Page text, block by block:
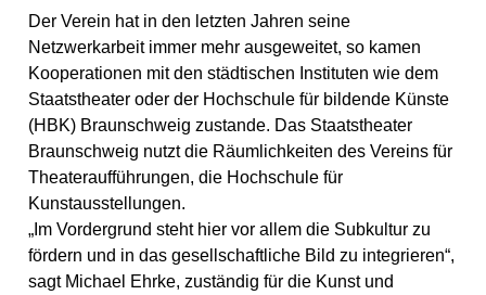
Der Verein hat in den letzten Jahren seine
Netzwerkarbeit immer mehr ausgeweitet, so kamen
Kooperationen mit den städtischen Instituten wie dem
Staatstheater oder der Hochschule für bildende Künste
(HBK) Braunschweig zustande. Das Staatstheater
Braunschweig nutzt die Räumlichkeiten des Vereins für
Theateraufführungen, die Hochschule für
Kunstausstellungen.
„Im Vordergrund steht hier vor allem die Subkultur zu
fördern und in das gesellschaftliche Bild zu integrieren“,
sagt Michael Ehrke, zuständig für die Kunst und